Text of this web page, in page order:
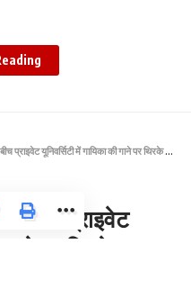
में गायिका की गाने पर थिरके छात्र, प्रबंधक पर मुकदमा दर्ज
बीच प्राइवेट
गाने पर थिरके छात्र,